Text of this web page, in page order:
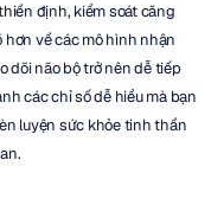
định, kiểm soát căng
về các mô hình nhận
dõi não bộ trở nên dễ tiếp
các chỉ số dễ hiểu mà bạn
luyện sức khỏe tinh thần